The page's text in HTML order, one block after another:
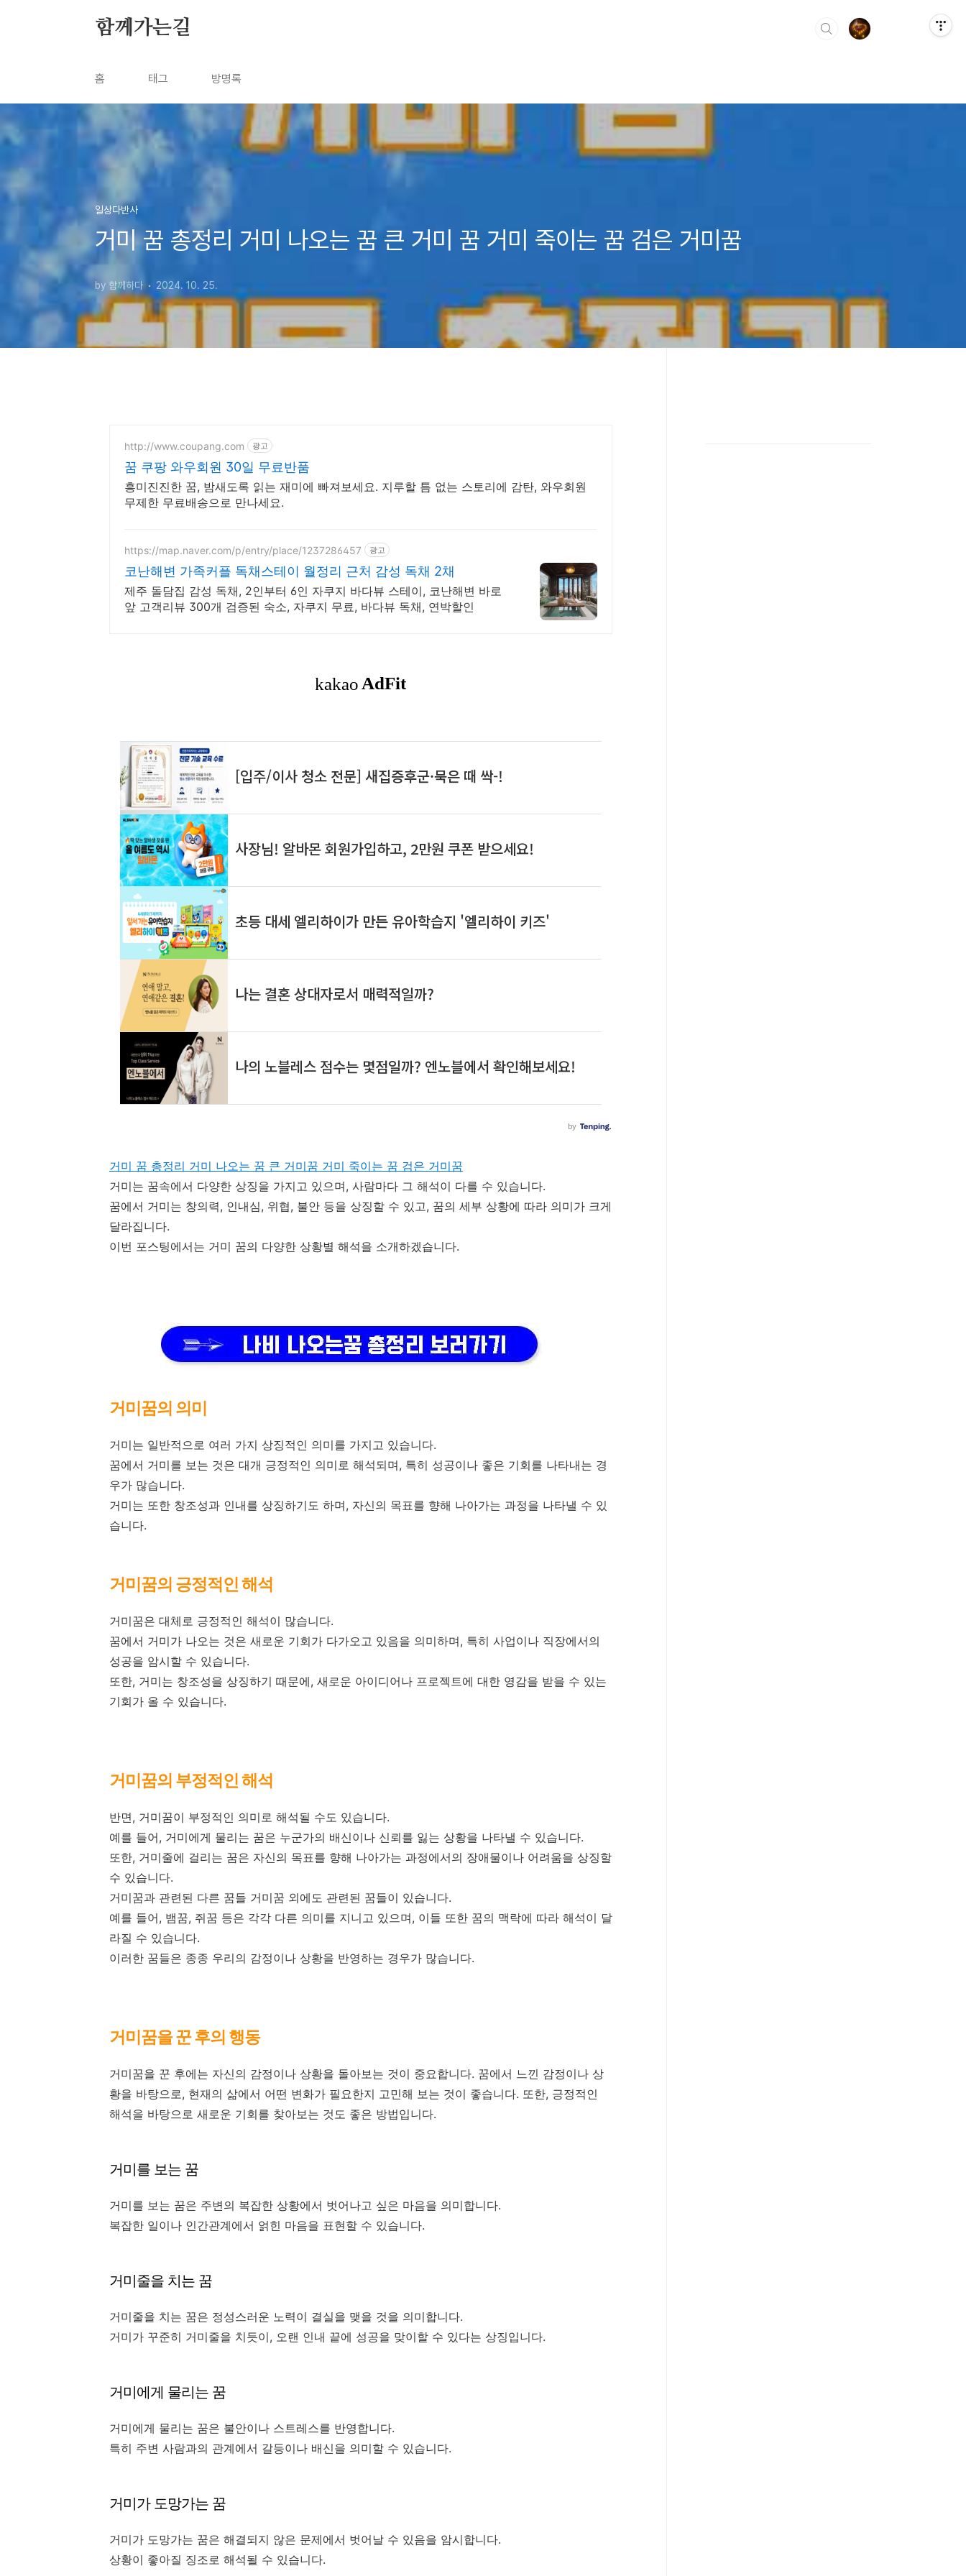
함께가는길
홈 태그 방명록
일상다반사
거미 꿈 총정리 거미 나오는 꿈 큰 거미 꿈 거미 죽이는 꿈 검은 거미꿈
by 함께하다 2024. 10. 25.
http://www.coupang.com 광고
꿈 쿠팡 와우회원 30일 무료반품
흥미진진한 꿈, 밤새도록 읽는 재미에 빠져보세요. 지루할 틈 없는 스토리에 감탄, 와우회원
무제한 무료배송으로 만나세요.
https://map.naver.com/p/entry/place/1237286457 광고
코난해변 가족커플 독채스테이 월정리 근처 감성 독채 2채
제주 돌담집 감성 독채, 2인부터 6인 자쿠지 바다뷰 스테이, 코난해변 바로
앞 고객리뷰 300개 검증된 숙소, 자쿠지 무료, 바다뷰 독채, 연박할인
거미 꿈 총정리 거미 나오는 꿈 큰 거미꿈 거미 죽이는 꿈 검은 거미꿈
거미는 꿈속에서 다양한 상징을 가지고 있으며, 사람마다 그 해석이 다를 수 있습니다.
꿈에서 거미는 창의력, 인내심, 위협, 불안 등을 상징할 수 있고, 꿈의 세부 상황에 따라 의미가 크게
달라집니다.
이번 포스팅에서는 거미 꿈의 다양한 상황별 해석을 소개하겠습니다.
거미꿈의 의미
거미는 일반적으로 여러 가지 상징적인 의미를 가지고 있습니다.
꿈에서 거미를 보는 것은 대개 긍정적인 의미로 해석되며, 특히 성공이나 좋은 기회를 나타내는 경
우가 많습니다.
거미는 또한 창조성과 인내를 상징하기도 하며, 자신의 목표를 향해 나아가는 과정을 나타낼 수 있
습니다.
거미꿈의 긍정적인 해석
거미꿈은 대체로 긍정적인 해석이 많습니다.
꿈에서 거미가 나오는 것은 새로운 기회가 다가오고 있음을 의미하며, 특히 사업이나 직장에서의
성공을 암시할 수 있습니다.
또한, 거미는 창조성을 상징하기 때문에, 새로운 아이디어나 프로젝트에 대한 영감을 받을 수 있는
기회가 올 수 있습니다.
거미꿈의 부정적인 해석
반면, 거미꿈이 부정적인 의미로 해석될 수도 있습니다.
예를 들어, 거미에게 물리는 꿈은 누군가의 배신이나 신뢰를 잃는 상황을 나타낼 수 있습니다.
또한, 거미줄에 걸리는 꿈은 자신의 목표를 향해 나아가는 과정에서의 장애물이나 어려움을 상징할
수 있습니다.
거미꿈과 관련된 다른 꿈들 거미꿈 외에도 관련된 꿈들이 있습니다.
예를 들어, 뱀꿈, 쥐꿈 등은 각각 다른 의미를 지니고 있으며, 이들 또한 꿈의 맥락에 따라 해석이 달
라질 수 있습니다.
이러한 꿈들은 종종 우리의 감정이나 상황을 반영하는 경우가 많습니다.
거미꿈을 꾼 후의 행동
거미꿈을 꾼 후에는 자신의 감정이나 상황을 돌아보는 것이 중요합니다. 꿈에서 느낀 감정이나 상
황을 바탕으로, 현재의 삶에서 어떤 변화가 필요한지 고민해 보는 것이 좋습니다. 또한, 긍정적인
해석을 바탕으로 새로운 기회를 찾아보는 것도 좋은 방법입니다.
거미를 보는 꿈
거미를 보는 꿈은 주변의 복잡한 상황에서 벗어나고 싶은 마음을 의미합니다.
복잡한 일이나 인간관계에서 얽힌 마음을 표현할 수 있습니다.
거미줄을 치는 꿈
거미줄을 치는 꿈은 정성스러운 노력이 결실을 맺을 것을 의미합니다.
거미가 꾸준히 거미줄을 치듯이, 오랜 인내 끝에 성공을 맞이할 수 있다는 상징입니다.
거미에게 물리는 꿈
거미에게 물리는 꿈은 불안이나 스트레스를 반영합니다.
특히 주변 사람과의 관계에서 갈등이나 배신을 의미할 수 있습니다.
거미가 도망가는 꿈
거미가 도망가는 꿈은 해결되지 않은 문제에서 벗어날 수 있음을 암시합니다.
상황이 좋아질 징조로 해석될 수 있습니다.